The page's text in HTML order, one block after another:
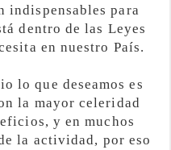
indispensables para
dentro de las Leyes
en nuestro País.
lo que deseamos es
la mayor celeridad
y en muchos
la actividad, por eso